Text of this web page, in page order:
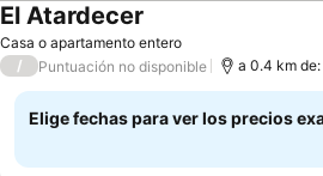
Casa o apartamento entero
El Atardecer
/ Puntuación no disponible a 0.4 km
Elige fechas para ver los precios